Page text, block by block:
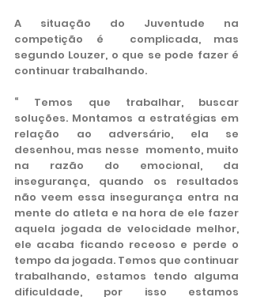
A situação do Juventude na
competição é  complicada, mas
segundo Louzer, o que se pode fazer é
continuar trabalhando.
“ Temos que trabalhar, buscar
soluções. Montamos a estratégias em
relação ao adversário, ela se
desenhou, mas nesse  momento, muito
na razão do emocional, da
insegurança, quando os resultados
não veem essa insegurança entra na
mente do atleta e na hora de ele fazer
aquela jogada de velocidade melhor,
ele acaba ficando receoso e perde o
tempo da jogada. Temos que continuar
trabalhando, estamos tendo alguma
dificuldade, por isso estamos